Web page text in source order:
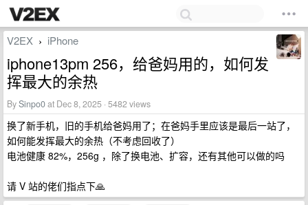
V2EX › iPhone
iphone13pm 256，给爸妈用的，如何发
挥最大的余热
BySinpo0at Dec 8, 2025 · 5482 views
换了新手机，旧的手机给爸妈用了；在爸妈手里应该是最后一站了，
如何能发挥最大的余热（不考虑回收了）
电池健康 82%，256g ，除了换电池、扩容，还有其他可以做的吗
请 V 站的佬们指点下🙏